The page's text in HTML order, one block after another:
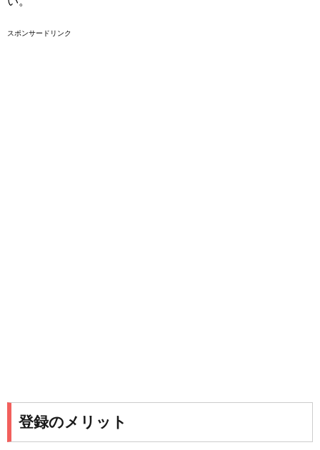
スポンサードリンク
登録のメリット